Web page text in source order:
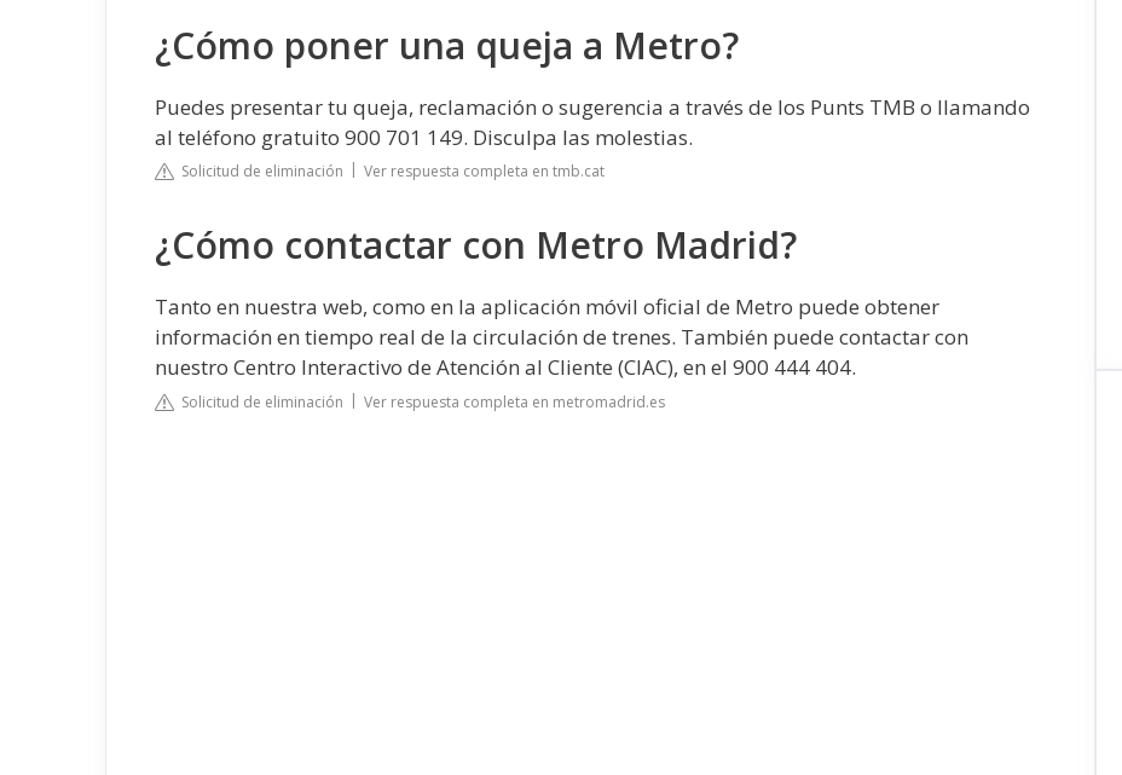
¿Cómo poner una queja a Metro?
Puedes presentar tu queja, reclamación o sugerencia a través de los Punts TMB o llamando
al teléfono gratuito 900 701 149. Disculpa las molestias.
Solicitud de eliminación Ver respuesta completa en tmb.cat
¿Cómo contactar con Metro Madrid?
Tanto en nuestra web, como en la aplicación móvil oficial de Metro puede obtener
información en tiempo real de la circulación de trenes. También puede contactar con
nuestro Centro Interactivo de Atención al Cliente (CIAC), en el 900 444 404.
Solicitud de eliminación Ver respuesta completa en metromadrid.es